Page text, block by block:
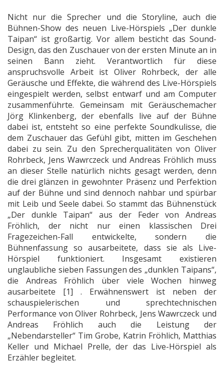
Nicht nur die Sprecher und die Storyline, auch die
Bühnen-Show des neuen Live-Hörspiels „Der dunkle
Taipan“ ist großartig. Vor allem besticht das Sound-
Design, das den Zuschauer von der ersten Minute an in
seinen Bann zieht. Verantwortlich für diese
anspruchsvolle Arbeit ist Oliver Rohrbeck, der alle
Geräusche und Effekte, die während des Live-Hörspiels
eingespielt werden, selbst entwarf und am Computer
zusammenführte. Gemeinsam mit Geräuschemacher
Jörg Klinkenberg, der ebenfalls live auf der Bühne
dabei ist, entsteht so eine perfekte Soundkulisse, die
dem Zuschauer das Gefühl gibt, mitten im Geschehen
dabei zu sein. Zu den Sprecherqualitäten von Oliver
Rohrbeck, Jens Wawrczeck und Andreas Fröhlich muss
an dieser Stelle natürlich nichts gesagt werden, denn
die drei glänzen in gewohnter Präsenz und Perfektion
auf der Bühne und sind dennoch nahbar und spürbar
mit Leib und Seele dabei. So stammt das Bühnenstück
„Der dunkle Taipan“ aus der Feder von Andreas
Fröhlich, der nicht nur einen klassischen Drei
Fragezeichen-Fall entwickelte, sondern die
Bühnenfassung so ausarbeitete, dass sie als Live-
Hörspiel funktioniert. Insgesamt existieren
unglaubliche sieben Fassungen des „dunklen Taipans“,
die Andreas Fröhlich über viele Wochen hinweg
ausarbeitete [1] . Erwähnenswert ist neben der
schauspielerischen und sprechtechnischen
Performance von Oliver Rohrbeck, Jens Wawrczeck und
Andreas Fröhlich auch die Leistung der
„Nebendarsteller“ Tim Grobe, Katrin Fröhlich, Matthias
Keller und Michael Prelle, der das Live-Hörspiel als
Erzähler begleitet.